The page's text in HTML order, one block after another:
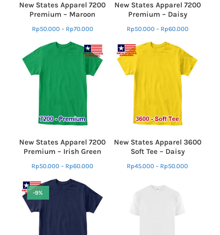
New States Apparel 7200
Premium – Maroon
Rp50.000 – Rp70.000
New States Apparel 7200
Premium – Daisy
Rp50.000 – Rp60.000
New States Apparel 7200
Premium – Irish Green
Rp50.000 – Rp60.000
New States Apparel 3600
Soft Tee – Daisy
Rp45.000 – Rp50.000
-9%